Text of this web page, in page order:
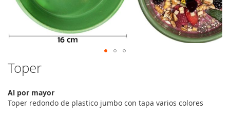
Saltar
al
de
la
Toper
Al por mayor
Toper redondo de plastico jumbo con tapa varios colores